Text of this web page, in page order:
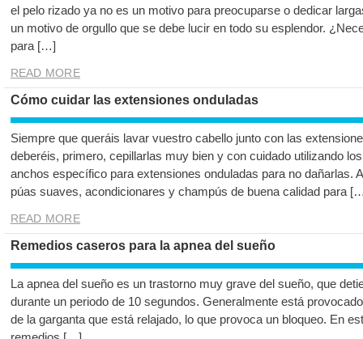
el pelo rizado ya no es un motivo para preocuparse o dedicar
un motivo de orgullo que se debe lucir en todo su esplendor.
para […]
READ MORE
Cómo cuidar las extensiones onduladas
Siempre que queráis lavar vuestro cabello junto con las
deberéis, primero, cepillarlas muy bien y con cuidado utilizando
anchos específico para extensiones onduladas para no dañarlas.
púas suaves, acondicionares y champús de buena calidad para
READ MORE
Remedios caseros para la apnea del sueño
La apnea del sueño es un trastorno muy grave del sueño, que
durante un periodo de 10 segundos. Generalmente está
de la garganta que está relajado, lo que provoca un bloqueo. En